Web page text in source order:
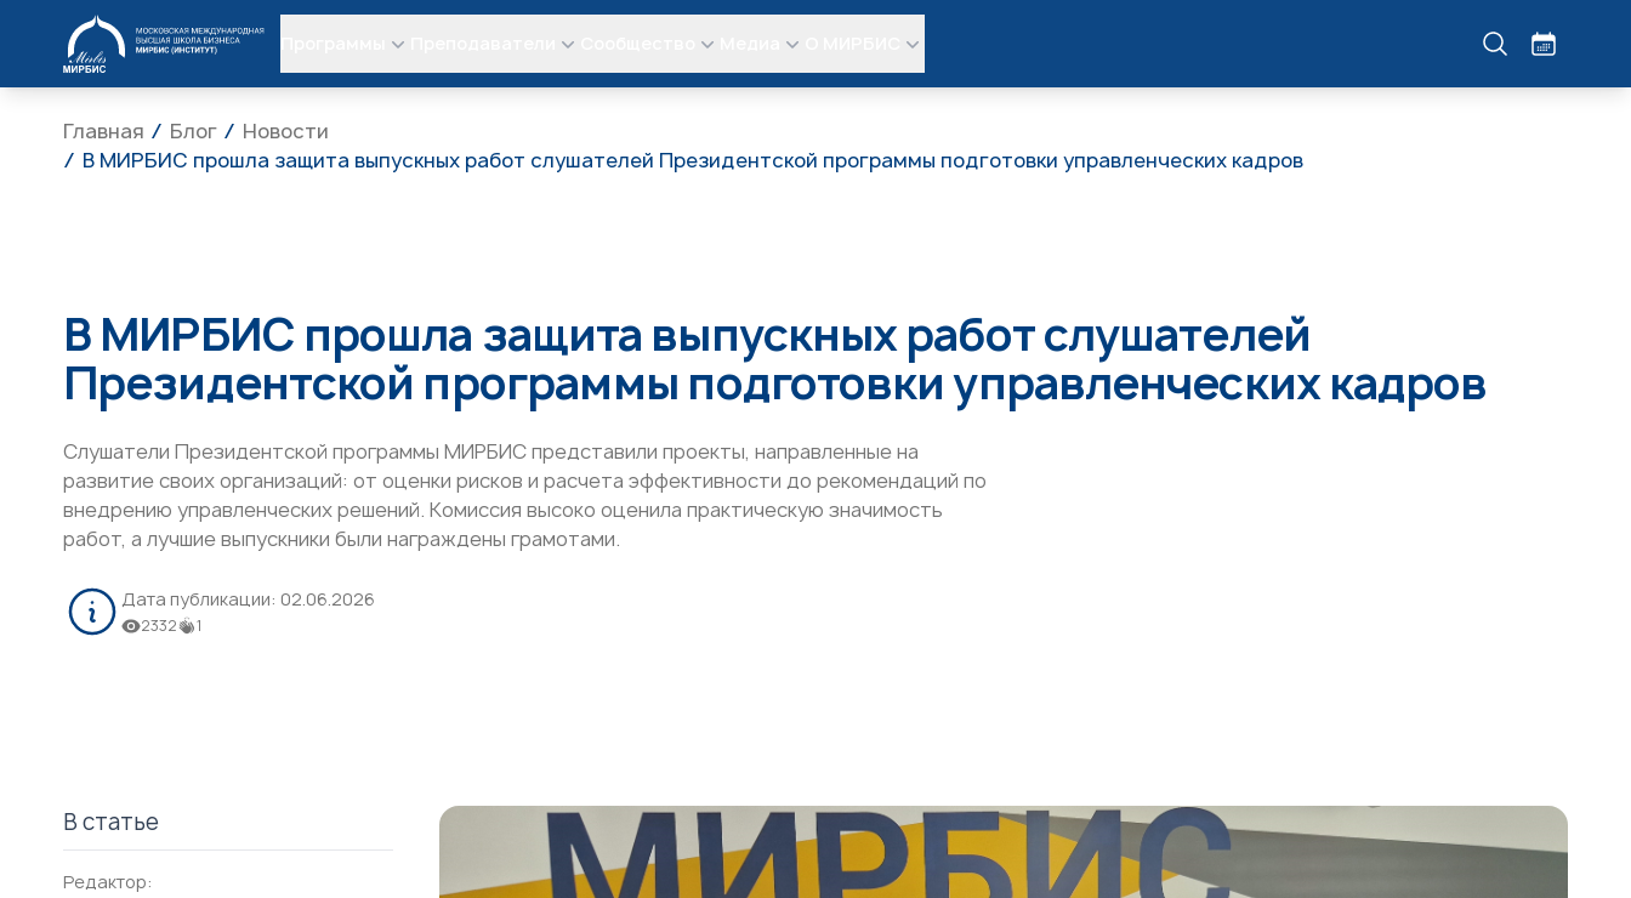
МИРБИС
Главная Блог
Новости
В МИРБИС прошла защита выпускных работ слушателей Президентской программы подготовки управленческих кадров
В МИРБИС прошла защита выпускных работ слушателей
Президентской программы подготовки управленческих кадров
Слушатели Президентской программы МИРБИС представили проекты, направленные на
развитие своих организаций: от оценки рисков и расчета эффективности до рекомендаций по
внедрению управленческих решений. Комиссия высоко оценила практическую значимость
работ, а лучшие выпускники были награждены грамотами.
Дата публикации: 02.06.2026
2332 1
В статье
Редактор: